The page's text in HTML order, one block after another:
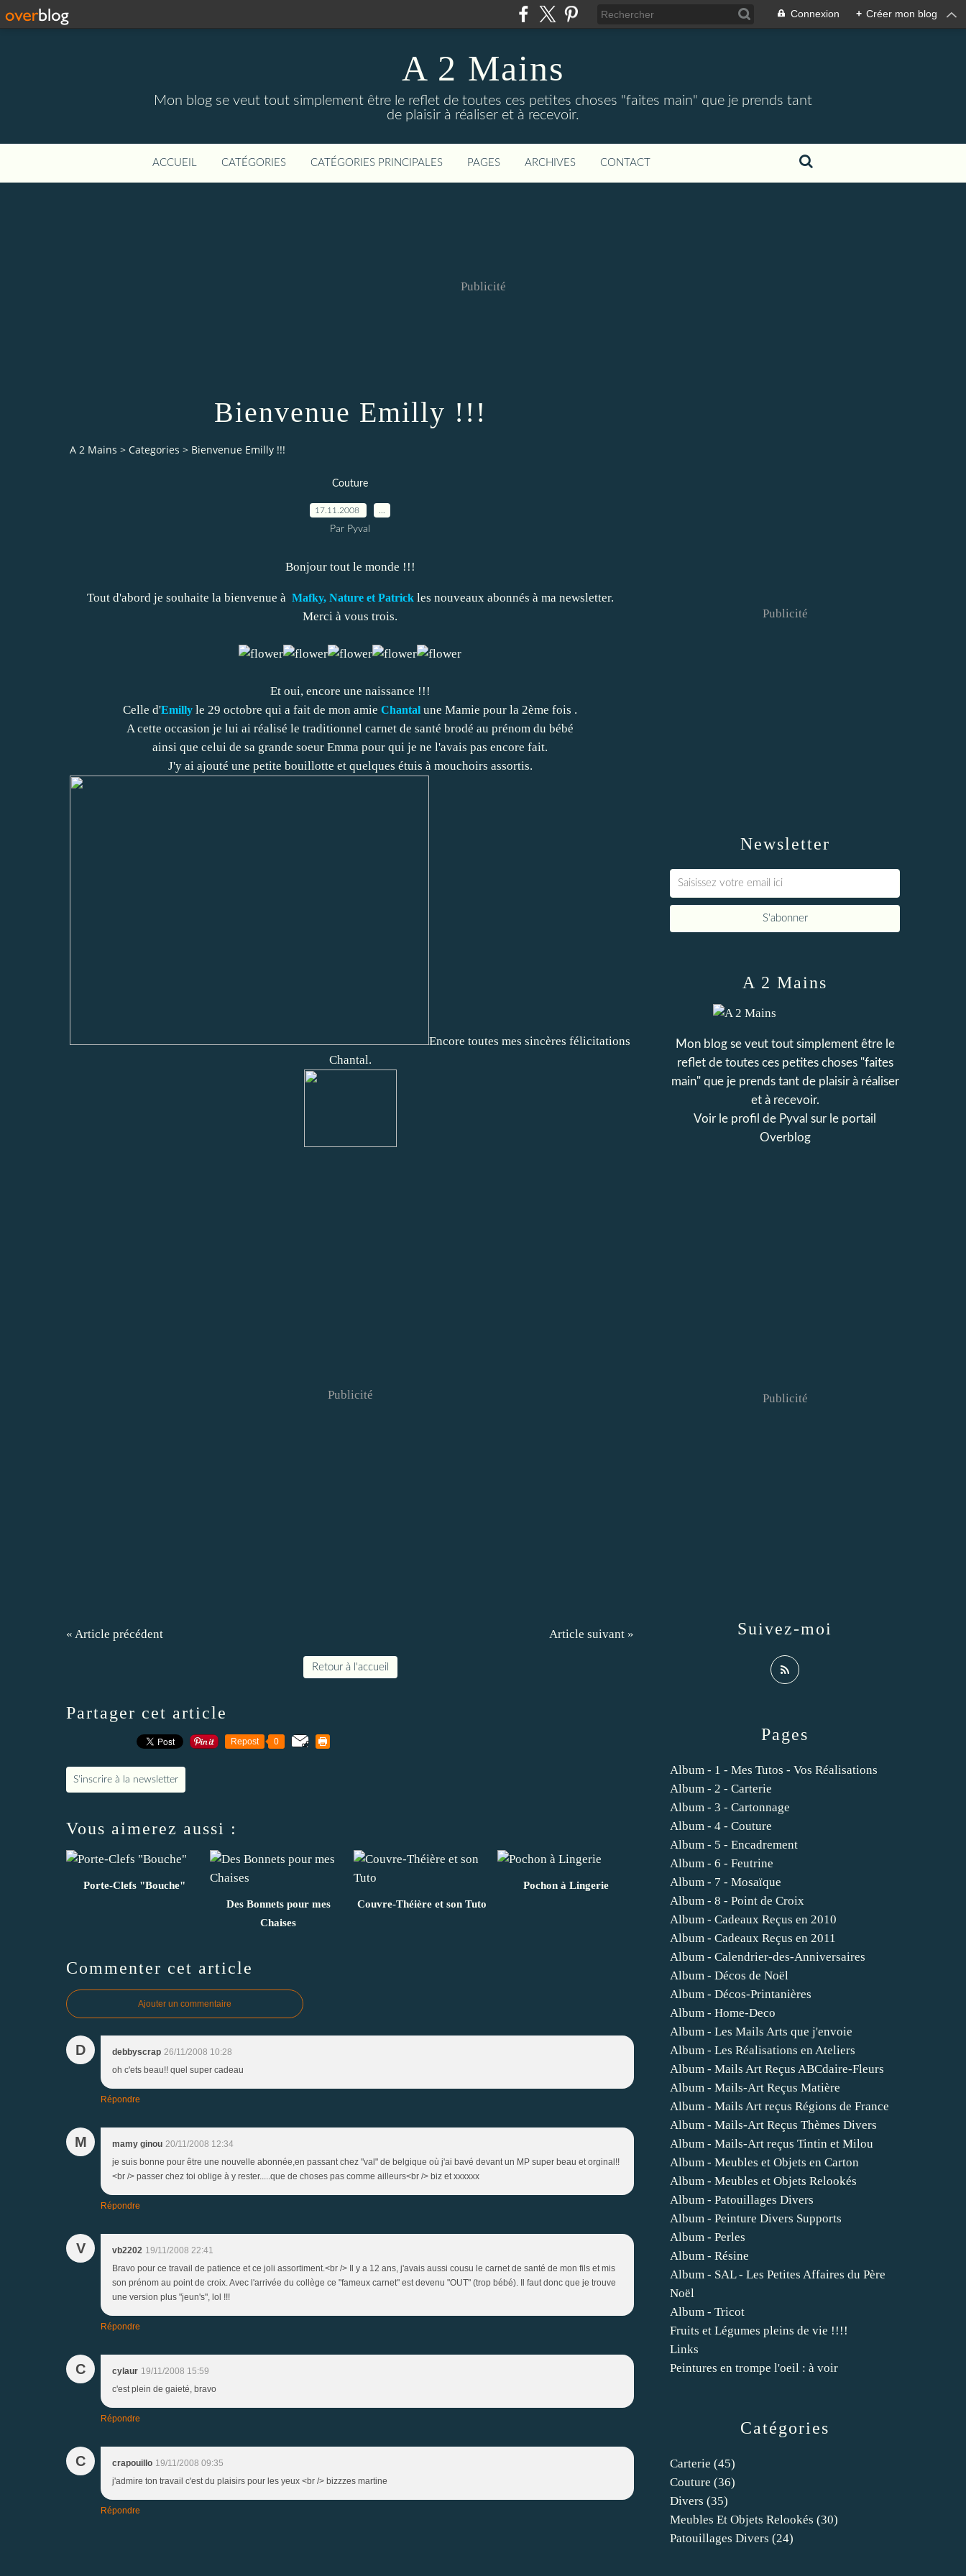
Connexion + Créer mon blog
A 2 Mains
Mon blog se veut tout simplement être le reflet de toutes ces petites choses "faites main" que je prends tant
de plaisir à réaliser et à recevoir.
ACCUEIL CATÉGORIES CATÉGORIES PRINCIPALES PAGES ARCHIVES CONTACT
Publicité
Bienvenue Emilly !!!
A 2 Mains > Categories > Bienvenue Emilly !!!
Couture
17.11.2008
Par Pyval
Bonjour tout le monde !!!
Tout d'abord je souhaite la bienvenue à Mafky, Nature et Patrickles nouveaux abonnés à ma newsletter.
Merci à vous trois.
Et oui, encore une naissance !!!
Celle d'Emilly le 29 octobre qui a fait de mon amie Chantal une Mamie pour la 2ème fois .
A cette occasion je lui ai réalisé le traditionnel carnet de santé brodé au prénom du bébé
ainsi que celui de sa grande soeur Emma pour qui je ne l'avais pas encore fait.
J'y ai ajouté une petite bouillotte et quelques étuis à mouchoirs assortis.
Encore toutes mes sincères félicitations
Chantal.
Publicité
« Article précédent Article suivant »
Retour à l'accueil
Partager cet article
Repost 0
S'inscrire à la newsletter
Vous aimerez aussi :
Porte-Clefs "Bouche"
Des Bonnets pour mes
Chaises
Couvre-Théière et son Tuto
Pochon à Lingerie
Commenter cet article
Ajouter un commentaire
D debbyscrap 26/11/2008 10:28
oh c'ets beau!! quel super cadeau
Répondre
M mamy ginou 20/11/2008 12:34
je suis bonne pour être une nouvelle abonnée,en passant chez "val" de belgique où j'ai bavé devant un MP super beau et orginal!!
<br /> passer chez toi oblige à y rester.....que de choses pas comme ailleurs<br /> biz et xxxxxx
Répondre
V vb2202 19/11/2008 22:41
Bravo pour ce travail de patience et ce joli assortiment.<br /> Il y a 12 ans, j'avais aussi cousu le carnet de santé de mon fils et mis
son prénom au point de croix. Avec l'arrivée du collège ce "fameux carnet" est devenu "OUT" (trop bébé). Il faut donc que je trouve
une version plus "jeun's", lol !!!
Répondre
C cylaur 19/11/2008 15:59
c'est plein de gaieté, bravo
Répondre
C crapouillo 19/11/2008 09:35
j'admire ton travail c'est du plaisirs pour les yeux <br /> bizzzes martine
Répondre
Newsletter
Publicité
Catégories
Carterie (45)
Couture (36)
Divers (35)
Meubles Et Objets Relookés (30)
Patouillages Divers (24)
Pages
Album - 1 - Mes Tutos - Vos Réalisations
Album - 2 - Carterie
Album - 3 - Cartonnage
Album - 4 - Couture
Album - 5 - Encadrement
Album - 6 - Feutrine
Album - 7 - Mosaïque
Album - 8 - Point de Croix
Album - Cadeaux Reçus en 2010
Album - Cadeaux Reçus en 2011
Album - Calendrier-des-Anniversaires
Album - Décos de Noël
Album - Décos-Printanières
Album - Home-Deco
Album - Les Mails Arts que j'envoie
Album - Les Réalisations en Ateliers
Album - Mails Art Reçus ABCdaire-Fleurs
Album - Mails-Art Reçus Matière
Album - Mails Art reçus Régions de France
Album - Mails-Art Reçus Thèmes Divers
Album - Mails-Art reçus Tintin et Milou
Album - Meubles et Objets en Carton
Album - Meubles et Objets Relookés
Album - Patouillages Divers
Album - Peinture Divers Supports
Album - Perles
Album - Résine
Album - SAL - Les Petites Affaires du Père
Noël
Album - Tricot
Fruits et Légumes pleins de vie !!!!
Links
Peintures en trompe l'oeil : à voir
A 2 Mains
Mon blog se veut tout simplement être le
reflet de toutes ces petites choses "faites
main" que je prends tant de plaisir à réaliser
et à recevoir.
Voir le profil de Pyval sur le portail
Overblog
Suivez-moi
Publicité